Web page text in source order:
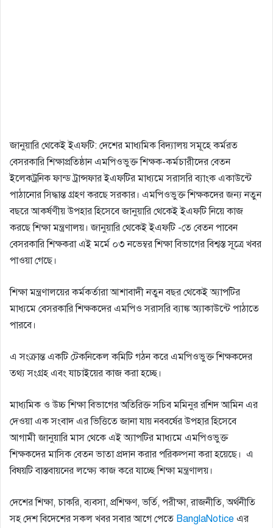
জানুয়ারি থেকেই ইএফটি: দেশের মাধ্যমিক বিদ্যালয় সমূহে কর্মরত
বেসরকারি শিক্ষাপ্রতিষ্ঠান এমপিওভুক্ত শিক্ষক-কর্মচারীদের বেতন
ইলেকট্রনিক ফান্ড ট্রান্সফার ইএফটির মাধ্যমে সরাসরি ব্যাংক একাউন্টে
পাঠানোর সিদ্ধান্ত গ্রহণ করছে সরকার। এমপিওভুক্ত শিক্ষকদের জন্য নতুন
বছরে আকর্ষণীয় উপহার হিসেবে জানুয়ারি থেকেই ইএফটি নিয়ে কাজ
করছে শিক্ষা মন্ত্রণালয়। জানুয়ারি থেকেই ইএফটি -তে বেতন পাবেন
বেসরকারি শিক্ষকরা এই মর্মে ০৩ নভেম্বর শিক্ষা বিভাগের বিশ্বস্ত সূত্রে খবর
পাওয়া গেছে।
শিক্ষা মন্ত্রণালয়ের কর্মকর্তারা আশাবাদী নতুন বছর থেকেই অ্যাপটির
মাধ্যমে বেসরকারি শিক্ষকদের এমপিও সরাসরি ব্যাঙ্ক অ্যাকাউন্টে পাঠাতে
পারবে। ‌
এ সংক্রান্ত একটি টেকনিকেল কমিটি গঠন করে এমপিওভুক্ত শিক্ষকদের
তথ্য সংগ্রহ এবং যাচাইয়ের কাজ করা হচ্ছে। ‌
মাধ্যমিক ও উচ্চ শিক্ষা বিভাগের অতিরিক্ত সচিব মমিনুর রশিদ আমিন এর
দেওয়া এক সংবাদ এর ভিত্তিতে জানা যায় নববর্ষের উপহার হিসেবে
আগামী জানুয়ারি মাস থেকে এই অ্যাপটির মাধ্যমে এমপিওভুক্ত
শিক্ষকদের মাসিক বেতন ভাতা প্রদান করার পরিকল্পনা করা হয়েছে। ‌ এ
বিষয়টি বাস্তবায়নের লক্ষ্যে কাজ করে যাচ্ছে শিক্ষা মন্ত্রণালয়।
দেশের শিক্ষা, চাকরি, ব্যবসা, প্রশিক্ষণ, ভর্তি, পরীক্ষা, রাজনীতি, অর্থনীতি
সহ দেশ বিদেশের সকল খবর সবার আগে পেতে BanglaNotice এর